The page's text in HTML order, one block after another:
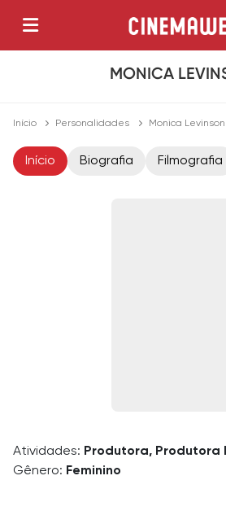
MONICA
Início Personalidades Monica Levinson
Início Biografia Filmografia
Atividades: Produtora, Produtora
Gênero: Feminino